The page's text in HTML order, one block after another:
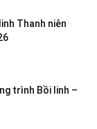
Thanh niên
trình Bồi linh –